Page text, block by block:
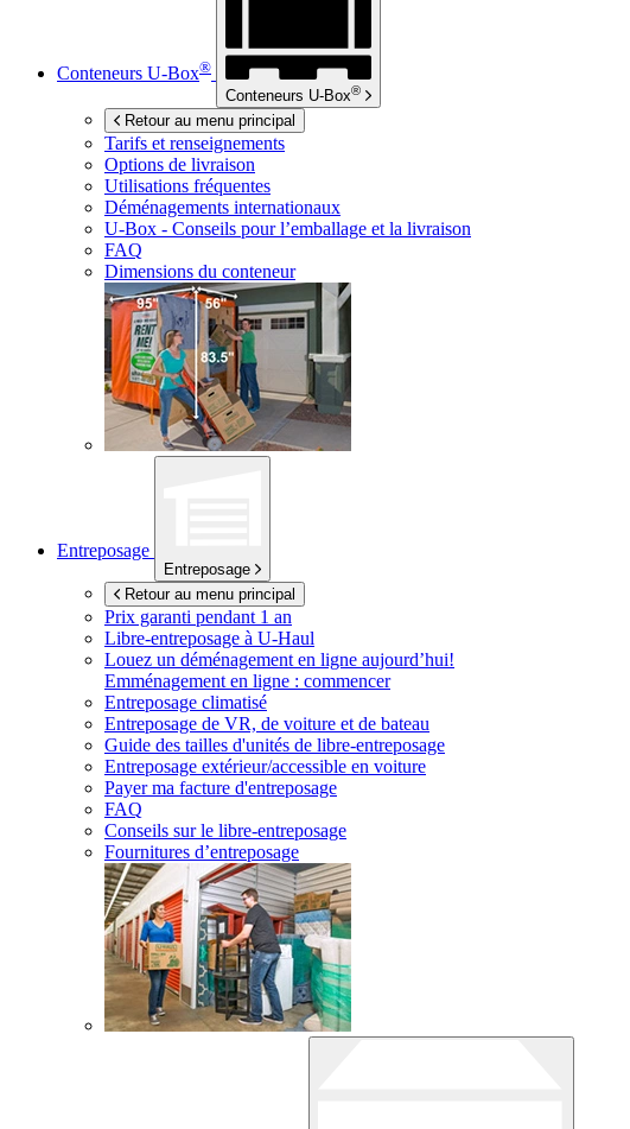
Conteneurs U-Box®
Conteneurs U-Box®
Retour au menu principal
Tarifs et renseignements
Options de livraison
Utilisations fréquentes
Déménagements internationaux
U-Box - Conseils pour l’emballage et la livraison
FAQ
Dimensions du conteneur
Entreposage
Entreposage
Retour au menu principal
Prix garanti pendant 1 an
Libre-entreposage à U-Haul
Louez un déménagement en ligne aujourd’hui!
Emménagement en ligne : commencer
Entreposage climatisé
Entreposage de VR, de voiture et de bateau
Guide des tailles d'unités de libre-entreposage
Entreposage extérieur/accessible en voiture
Payer ma facture d'entreposage
FAQ
Conseils sur le libre-entreposage
Fournitures d’entreposage